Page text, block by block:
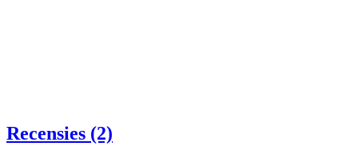
Recensies (2)